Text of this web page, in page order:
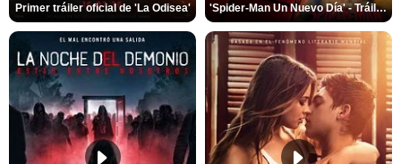
Primer tráiler oficial de 'La Odisea' 'Spider-Man Un Nuevo Día' - Tráiler oficial subtitulado